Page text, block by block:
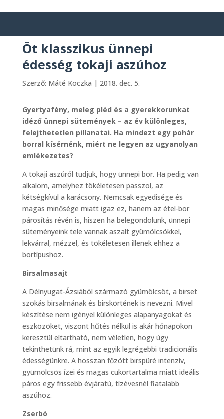
Öt klasszikus ünnepi
édesség tokaji aszúhoz
Szerző: Máté Koczka | 2018. dec. 5.
Gyertyafény, meleg pléd és a gyerekkorunkat
idéző ünnepi sütemények – az év különleges,
felejthetetlen pillanatai. Ha mindezt egy pohár
borral kísérnénk, miért ne legyen az ugyanolyan
emlékezetes?
A tokaji aszúról tudjuk, hogy ünnepi bor. Ha pedig van
alkalom, amelyhez tökéletesen passzol, az
kétségkívül a karácsony. Nemcsak egyedisége és
magas minősége miatt igaz ez, hanem az étel-bor
párosítás révén is, hiszen ha belegondolunk, ünnepi
süteményeink tele vannak aszalt gyümölcsökkel,
lekvárral, mézzel, és tökéletesen illenek ehhez a
bortípushoz.
Birsalmasajt
A Délnyugat-Ázsiából származó gyümölcsöt, a birset
szokás birsalmának és birskörtének is nevezni. Mivel
készítése nem igényel különleges alapanyagokat és
eszközöket, viszont hűtés nélkül is akár hónapokon
keresztül eltartható, nem véletlen, hogy úgy
tekinthetünk rá, mint az egyik legrégebbi tradicionális
édességünkre. A hosszan főzött birspüré intenzív,
gyümölcsös ízei és magas cukortartalma miatt ideális
páros egy frissebb évjáratú, tízévesnél fiatalabb
aszúhoz.
Zserbó